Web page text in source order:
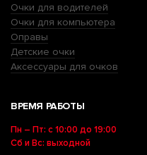
Очки для водителей
Очки для компьютера
Оправы
Детские очки
Аксессуары для очков
ВРЕМЯ РАБОТЫ
Пн – Пт: с 10:00 до 19:00
Сб и Вс: выходной